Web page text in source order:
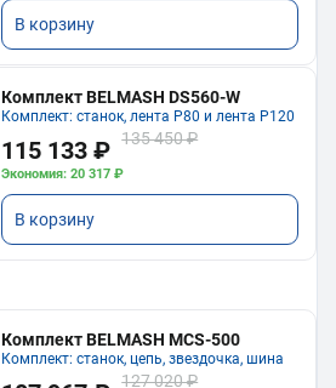
В корзину
Комплект BELMASH DS560-W
Комплект: станок, лента P80 и лента P120
115 133 ₽ 135 450 ₽
Экономия: 20 317 ₽
В корзину
Комплект BELMASH MCS-500
Комплект: станок, цепь, звездочка, шина
127 020 ₽